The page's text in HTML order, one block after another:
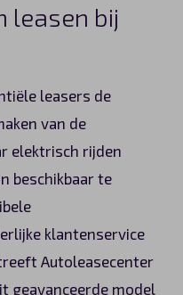
leasen bij
leasers de
van de
elektrisch rijden
beschikbaar te
klantenservice
Autoleasecenter
geavanceerde model